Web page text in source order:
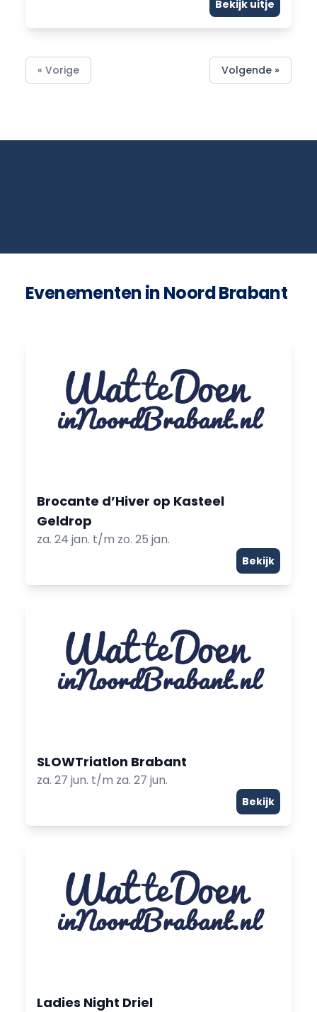
Bekijk uitje
« Vorige Volgende »
Evenementen in Noord Brabant
Brocante d’Hiver op Kasteel
Geldrop
za. 24 jan. t/m zo. 25 jan.
Bekijk
SLOWTriatlon Brabant
za. 27 jun. t/m za. 27 jun.
Bekijk
Ladies Night Driel